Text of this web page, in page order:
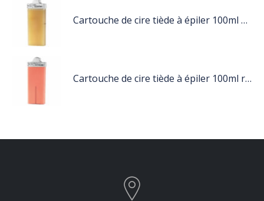
Cartouche de cire tiède à épiler 100ml miel
Cartouche de cire tiède à épiler 100ml rose